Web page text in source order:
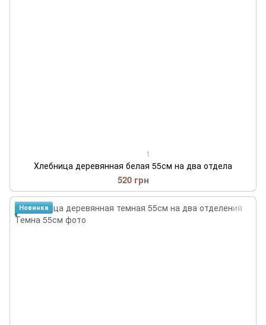
1
Хлебница деревянная белая 55см на два отдела
520 грн
Новинка